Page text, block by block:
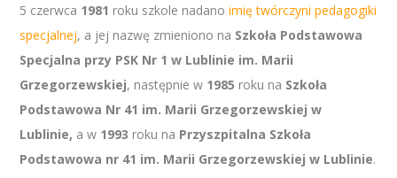
5 czerwca 1981 roku szkole nadanoimię twórczyni pedagogiki
specjalnej, a jej nazwę zmieniono na Szkoła Podstawowa
Specjalna przy PSK Nr 1 w Lublinie im. Marii
Grzegorzewskiej, następnie w 1985 roku na Szkoła
Podstawowa Nr 41 im. Marii Grzegorzewskiej w
Lublinie, a w 1993 roku na Przyszpitalna Szkoła
Podstawowa nr 41 im. Marii Grzegorzewskiej w Lublinie.